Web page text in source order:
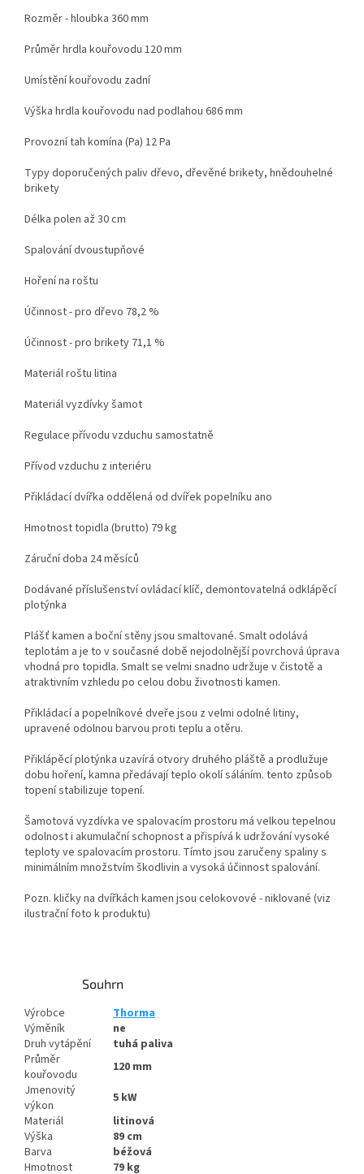
Rozměr - hloubka 360 mm
Průměr hrdla kouřovodu 120 mm
Umístění kouřovodu zadní
Výška hrdla kouřovodu nad podlahou 686 mm
Provozní tah komína (Pa) 12 Pa
Typy doporučených paliv dřevo, dřevěné brikety, hnědouhelné
brikety
Délka polen až 30 cm
Spalování dvoustupňové
Hoření na roštu
Účinnost - pro dřevo 78,2 %
Účinnost - pro brikety 71,1 %
Materiál roštu litina
Materiál vyzdívky šamot
Regulace přívodu vzduchu samostatně
Přívod vzduchu z interiéru
Přikládací dvířka oddělená od dvířek popelníku ano
Hmotnost topidla (brutto) 79 kg
Záruční doba 24 měsíců
Dodávané příslušenství ovládací klíč, demontovatelná odklápěcí
plotýnka
Plášť kamen a boční stěny jsou smaltované. Smalt odolává
teplotám a je to v současné době nejodolnější povrchová úprava
vhodná pro topidla. Smalt se velmi snadno udržuje v čistotě a
atraktivním vzhledu po celou dobu životnosti kamen.
Přikládací a popelníkové dveře jsou z velmi odolné litiny,
upravené odolnou barvou proti teplu a otěru.
Přiklápěcí plotýnka uzavírá otvory druhého pláště a prodlužuje
dobu hoření, kamna předávají teplo okolí sáláním. tento způsob
topení stabilizuje topení.
Šamotová vyzdívka ve spalovacím prostoru má velkou tepelnou
odolnost i akumulační schopnost a přispívá k udržování vysoké
teploty ve spalovacím prostoru. Tímto jsou zaručeny spaliny s
minimálním množstvím škodlivin a vysoká účinnost spalování.
Pozn. kličky na dvířkách kamen jsou celokovové - niklované (viz
ilustrační foto k produktu)
Souhrn
Výrobce
Thorma
Výměník
ne
Druh vytápění
tuhá paliva
Průměr
kouřovodu
120 mm
Jmenovitý
výkon
5 kW
Materiál
litinová
Výška
89 cm
Barva
béžová
Hmotnost
79 kg